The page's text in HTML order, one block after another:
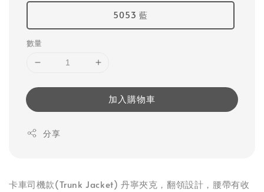
5053 藍
數量
加入購物車
分享
卡車司機款(Trunk Jacket) 丹寧夾克，翻領設計，腰帶有收